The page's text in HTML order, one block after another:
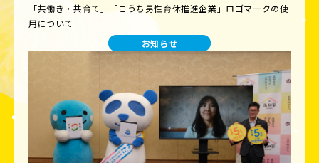
「共働き・共育て」「こうち男性育休推進企業」ロゴマークの使
用について
お知らせ